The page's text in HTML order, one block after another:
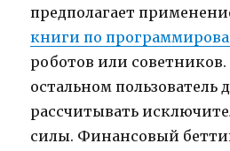
предполагает
книги по
роботов или советников.
остальном пользователь
рассчитывать
силы. Финансовый